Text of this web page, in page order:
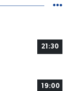
21:30
19:00